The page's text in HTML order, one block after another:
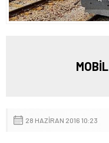
28 HAZIRAN 2016 10:23